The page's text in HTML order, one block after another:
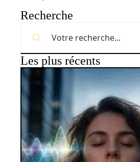
Recherche
Les plus récents